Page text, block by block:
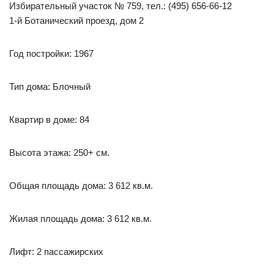
Избирательный участок № 759, тел.: (495) 656-66-12
1-й Ботанический проезд, дом 2
Год постройки: 1967
Тип дома: Блочный
Квартир в доме: 84
Высота этажа: 250+ см.
Общая площадь дома: 3 612 кв.м.
Жилая площадь дома: 3 612 кв.м.
Лифт: 2 пассажирских